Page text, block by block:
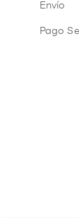
Envío
Pago